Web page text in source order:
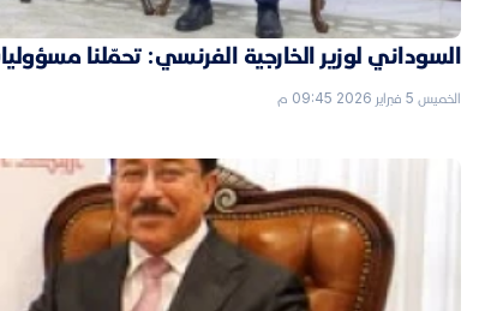
السوداني لوزير الخارجية الفرنسي: تحمّلنا
الخميس 5 فبراير 2026 09:45 م